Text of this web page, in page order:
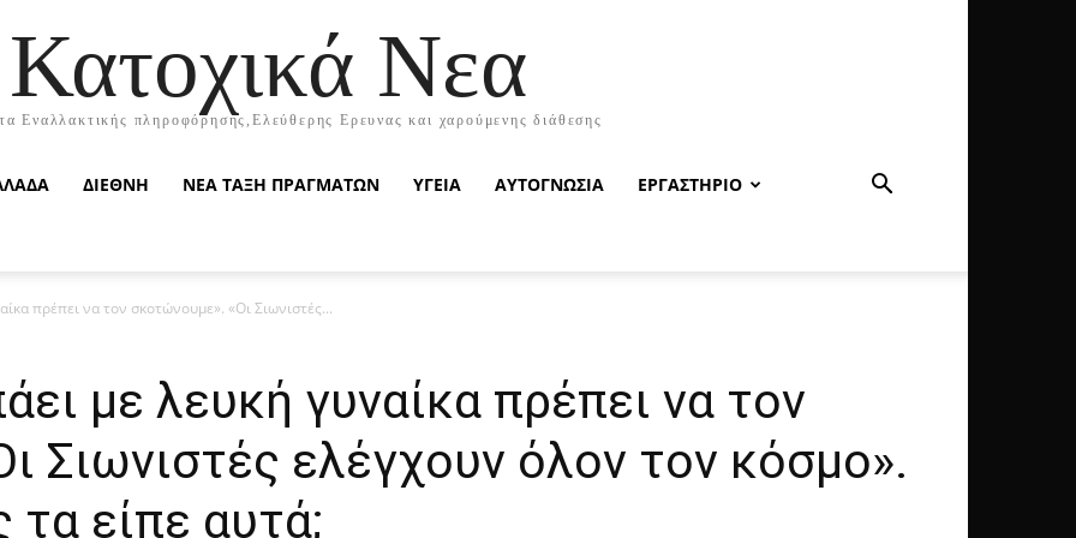
Κατοχικά Νεα
Εναλλακτικής πληροφόρησης,Ελεύθερης Ερευνας και χαρούμενης διάθεσης
ΔΙΕΘΝΗ ΝΕΑ ΤΑΞΗ ΠΡΑΓΜΑΤΩΝ ΥΓΕΙΑ ΑΥΤΟΓΝΩΣΙΑ ΕΡΓΑΣΤΗΡΙΟ
πρέπει να τον σκοτώνουμε». «Οι Σιωνιστές...
με λευκή γυναίκα πρέπει να τον
Σιωνιστές ελέγχουν όλον τον κόσμο».
τα είπε αυτά;